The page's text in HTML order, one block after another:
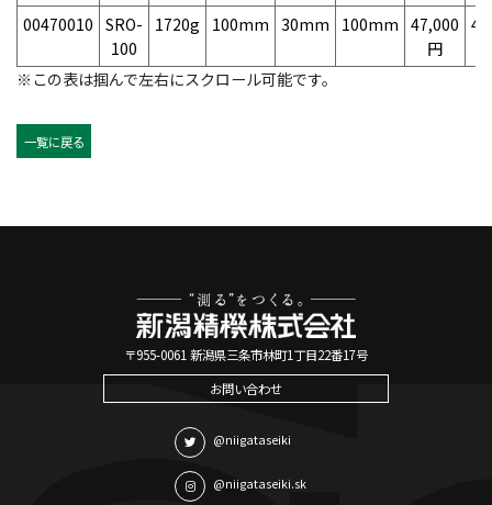
00470010 SRO-
100
1720g 100mm 30mm 100mm 47,000
円
※この表は掴んで左右にスクロール可能です。
一覧に戻る
〒955-0061 新潟県三条市林町1丁目22番17号
お問い合わせ
@niigataseiki
@niigataseiki.sk